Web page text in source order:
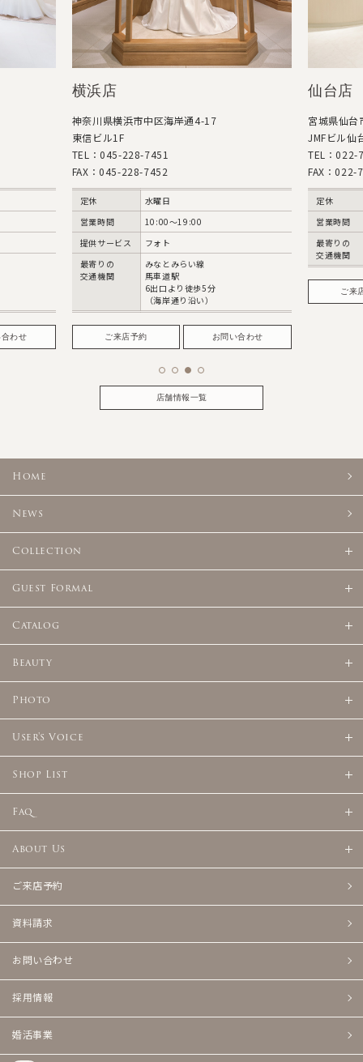
わせ
横浜店
神奈川県横浜市中区海岸通4-17
東信ビル1F
TEL：045-228-7451
FAX：045-228-7452
定休
水曜日
営業時間
10:00〜19:00
提供サービス
フォト
最寄りの
交通機関
みなとみらい線
馬車道駅
6出口より徒歩5分
（海岸通り沿い）
ご来店予約 お問い合わせ
仙台店
宮城県仙
JMFビル仙
TEL：022-
FAX：022-
定休
営業時間
最寄りの
交通機関
ご来
店舗情報一覧
Home
News
Collection
Guest Formal
Catalog
Beauty
Photo
User's Voice
Shop List
Faq
About Us
ご来店予約
資料請求
お問い合わせ
採用情報
婚活事業